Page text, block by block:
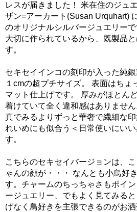
レスが届きました！ 米在住のジュ
ザン=アーカート(Susan Urquhart)
のオリジナルシルバージュエリー
大切に作られているから、既製品
す。
セキセイインコの刻印が入った純
１cmの超プチサイズ。 表面はちょ
マット仕上げです。 厚みがほとん
着けていて全く違和感はありませ
真でみるよりずっと華奢で繊細な
れいめにも似合う＜日常使いにい
す。
こちらのセキセイバージョンは、
ゃんの顔が・・・ なんとも小鳥好
す。チャームのちっちゃさもポイ
ージュエリー、でもよく見てみる
げなく鳥好きを主張できるのがお洒